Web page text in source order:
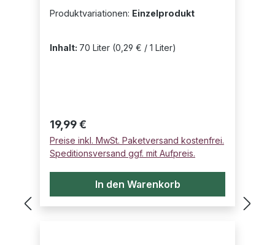
Produktvariationen: Einzelprodukt
Inhalt: 70 Liter (0,29 € / 1 Liter)
Regulärer Preis:
19,99 €
Preise inkl. MwSt. Paketversand kostenfrei.
Speditionsversand ggf. mit Aufpreis.
In den Warenkorb